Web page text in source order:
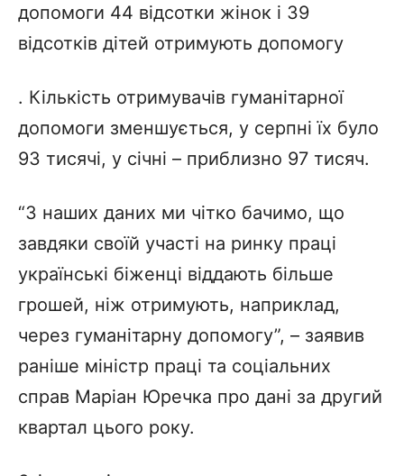
допомоги 44 відсотки жінок і 39
відсотків дітей отримують допомогу
. Кількість отримувачів гуманітарної
допомоги зменшується, у серпні їх було
93 тисячі, у січні – приблизно 97 тисяч.
“З наших даних ми чітко бачимо, що
завдяки своїй участі на ринку праці
українські біженці віддають більше
грошей, ніж отримують, наприклад,
через гуманітарну допомогу”, – заявив
раніше міністр праці та соціальних
справ Маріан Юречка про дані за другий
квартал цього року.